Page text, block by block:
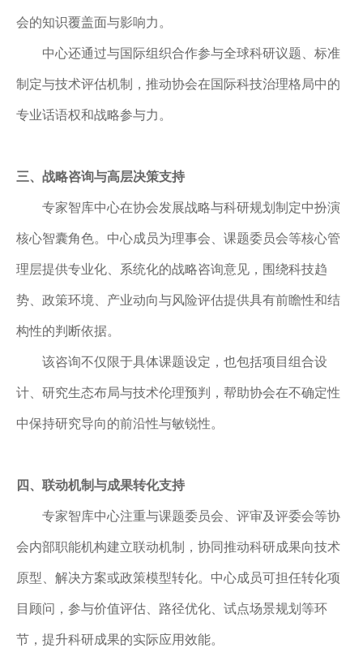
会的知识覆盖面与影响力。
中心还通过与国际组织合作参与全球科研议题、标准
制定与技术评估机制，推动协会在国际科技治理格局中的
专业话语权和战略参与力。
三、 战略咨询与高层决策支持
专家智库中心在协会发展战略与科研规划制定中扮演
核心智囊角色。中心成员为理事会、课题委员会等核心管
理层提供专业化、系统化的战略咨询意见，围绕科技趋
势、政策环境、产业动向与风险评估提供具有前瞻性和结
构性的判断依据。
该咨询不仅限于具体课题设定，也包括项目组合设
计、研究生态布局与技术伦理预判，帮助协会在不确定性
中保持研究导向的前沿性与敏锐性。
四、 联动机制与成果转化支持
专家智库中心注重与课题委员会、评审及评委会等协
会内部职能机构建立联动机制，协同推动科研成果向技术
原型、解决方案或政策模型转化。中心成员可担任转化项
目顾问，参与价值评估、路径优化、试点场景规划等环
节，提升科研成果的实际应用效能。